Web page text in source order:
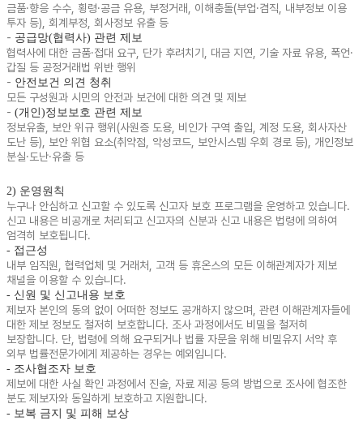
금품·향응 수수, 횡령·공금 유용, 부정거래, 이해충돌(부업·겸직, 내부정보 이용
투자 등), 회계부정, 회사정보 유출 등
- 공급망(협력사) 관련 제보
협력사에 대한 금품·접대 요구, 단가 후려치기, 대금 지연, 기술 자료 유용, 폭언·
갑질 등 공정거래법 위반 행위
- 안전보건 의견 청취
모든 구성원과 시민의 안전과 보건에 대한 의견 및 제보
- (개인)정보보호 관련 제보
정보유출, 보안 위규 행위(사원증 도용, 비인가 구역 출입, 계정 도용, 회사자산
도난 등), 보안 위협 요소(취약점, 악성코드, 보안시스템 우회 경로 등), 개인정보
분실·도난·유출 등
2) 운영원칙
누구나 안심하고 신고할 수 있도록 신고자 보호 프로그램을 운영하고 있습니다.
신고 내용은 비공개로 처리되고 신고자의 신분과 신고 내용은 법령에 의하여
엄격히 보호됩니다.
- 접근성
내부 임직원, 협력업체 및 거래처, 고객 등 휴온스의 모든 이해관계자가 제보
채널을 이용할 수 있습니다.
- 신원 및 신고내용 보호
제보자 본인의 동의 없이 어떠한 정보도 공개하지 않으며, 관련 이해관계자들에
대한 제보 정보도 철저히 보호합니다. 조사 과정에서도 비밀을 철저히
보장합니다. 단, 법령에 의해 요구되거나 법률 자문을 위해 비밀유지 서약 후
외부 법률전문가에게 제공하는 경우는 예외입니다.
- 조사협조자 보호
제보에 대한 사실 확인 과정에서 진술, 자료 제공 등의 방법으로 조사에 협조한
분도 제보자와 동일하게 보호하고 지원합니다.
- 보복 금지 및 피해 보상